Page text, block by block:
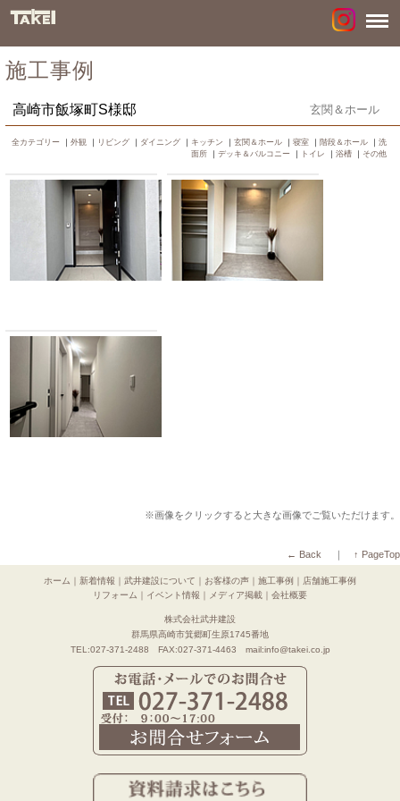
施工事例
高崎市飯塚町S様邸 玄関＆ホール
全カテゴリー ｜ 外観 ｜ リビング ｜ ダイニング ｜ キッチン ｜ 玄関＆ホール ｜ 寝室 ｜ 階段＆ホール ｜ 洗
面所 ｜ デッキ＆バルコニー ｜ トイレ ｜ 浴槽 ｜ その他
※画像をクリックすると大きな画像でご覧いただけます。
← Back ｜ ↑ PageTop
ホーム 新着情報 武井建設について お客様の声 施工事例
店舗施工事例
リフォーム
イベント情報 メディア掲載 会社概要
株式会社武井建設
群馬県高崎市箕郷町生原1745番地
TEL:027-371-2488 FAX:027-371-4463 mail:info@takei.co.jp